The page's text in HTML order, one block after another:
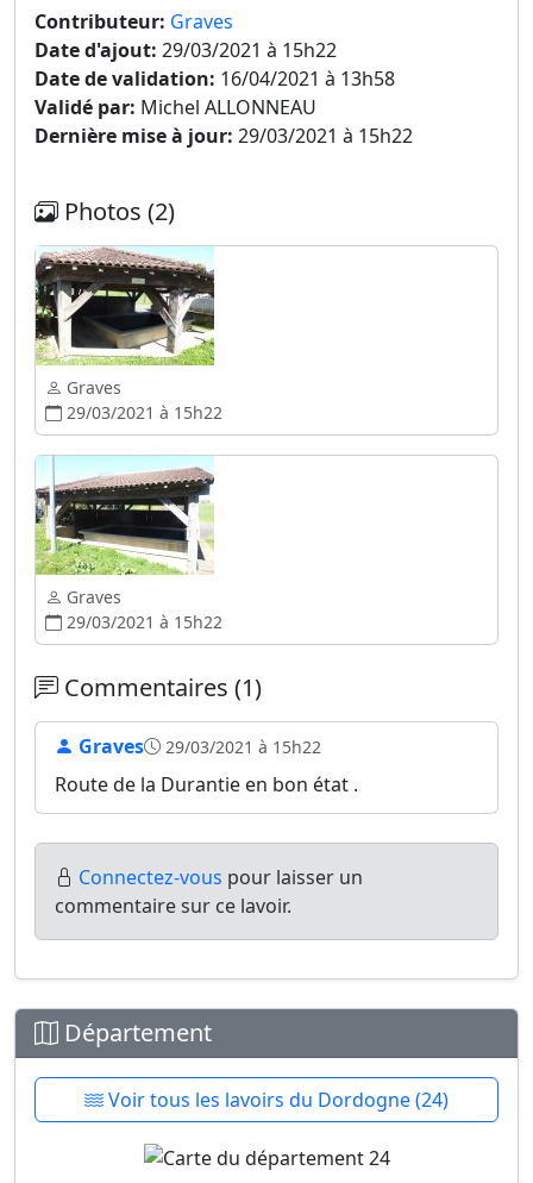
Contributeur: Graves
Date d'ajout: 29/03/2021 à 15h22
Date de validation: 16/04/2021 à 13h58
Validé par: Michel ALLONNEAU
Dernière mise à jour: 29/03/2021 à 15h22
Photos (2)
Graves
29/03/2021 à 15h22
Graves
29/03/2021 à 15h22
Commentaires (1)
Graves 29/03/2021 à 15h22
Route de la Durantie en bon état .
Connectez-vous pour laisser un
commentaire sur ce lavoir.
Département
Voir tous les lavoirs du Dordogne (24)